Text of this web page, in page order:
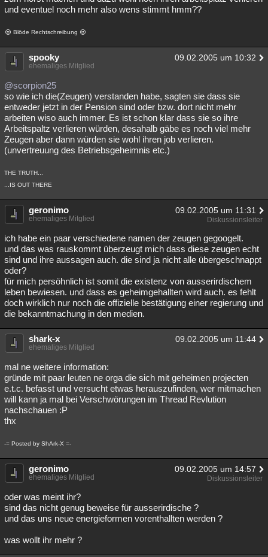
und eventuel noch mehr also wens stimmt hmm??
Blöde Rechtschreibung
spooky 09.02.2005 um 10:32
ehemaliges Mitglied
@scorpion25
so wie ich die(Zeugen) verstanden habe, sagten sie dass sie
entweder jetzt in der Pension sind oder bzw. dort nicht mehr
arbeiten wiso auch immer. Es ist schon klar dass sie so ihre
Arbeitspaltz verlieren würden, desahalb gäbe es noch viel mehr
Zeugen aber dann würden sie wohl ihren job verlieren.
(unvertreuung des Betriebsgeheimnis etc.)
THE TRUTH...
...IS OUT THERE
geronimo 09.02.2005 um 11:31
ehemaliges Mitglied Diskussionsleiter
ich habe ein paar verschiedene namen der zeugen gegoogelt.
und das was rauskommt überzeugt mich dass diese zeugen echt
sind und ihre aussagen auch. die sind ja nicht alle übergeschnappt
oder?
für mich persöhnlich ist somit die existenz von ausserirdischem
leben bewiesen. und dass es geheimgehallten wird auch. es fehlt
doch wirklich nur noch die offizielle bestätigung einer regierung und
die bekanntmachung in den medien.
shark-x 09.02.2005 um 11:44
ehemaliges Mitglied
mal ne weitere information:
gründe mit paar leuten ne orga die sich mit geheimen projecten
e.t.c. befasst und versucht etwas herauszufinden, wer mitmachen
will kann ja mal bei Verschwörungen im Thread Revlution
nachschauen :P
thx
-= Posted by ShArk-X =-
geronimo 09.02.2005 um 14:57
ehemaliges Mitglied Diskussionsleiter
oder was meint ihr?
sind das nicht genug beweise für ausserirdische ?
und das uns neue energieformen vorenthallten werden ?
was wollt ihr mehr ?